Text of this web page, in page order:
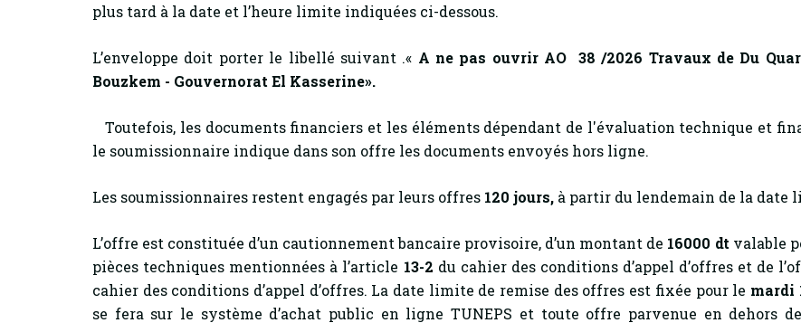
plus tard à la date et l’heure limite indiquées ci-dessous.
L’enveloppe doit porter le libellé suivant .« A ne pas ouvrir AO 38 /2026 Travaux de Du
Bouzkem - Gouvernorat El Kasserine».
Toutefois, les documents financiers et les éléments dépendant de l'évaluation technique et
le soumissionnaire indique dans son offre les documents envoyés hors ligne.
Les soumissionnaires restent engagés par leurs offres 120 jours, à partir du lendemain de la date
L’offre est constituée d’un cautionnement bancaire provisoire, d’un montant de 16000 dt valable
pièces techniques mentionnées à l’article 13-2 du cahier des conditions d’appel d’offres et de
cahier des conditions d’appel d’offres. La date limite de remise des offres est fixée pour le mardi
se fera sur le système d’achat public en ligne TUNEPS et toute offre parvenue en dehors